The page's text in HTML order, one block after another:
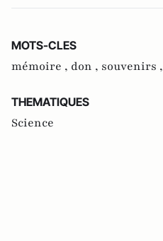
MOTS-CLES
mémoire , don , souvenirs ,
THEMATIQUES
Science